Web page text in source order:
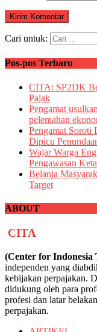
Cari untuk:
Pos-pos Terbaru
CITA: SP2DK
Pajak
Pengamat
pelemahan
Pengamat Soroti
Dipicu
Wajar Warga
Pengawasan
Belanja
Target
ABOUT
CITA
(Center for Indonesia
independen yang
kebijakan perpajakan.
didukung oleh para
profesi dan latar
perpajakan.